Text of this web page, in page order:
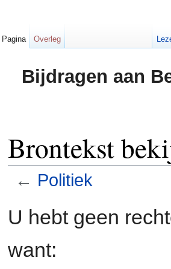
Bijdragen aan
Brontekst
← Politiek
U hebt geen
want:
Pagina Overleg